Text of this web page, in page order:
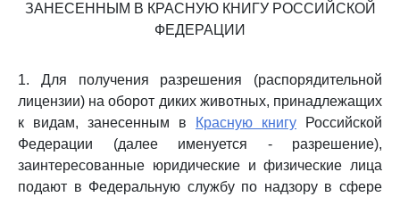
ЗАНЕСЕННЫМ В КРАСНУЮ КНИГУ РОССИЙСКОЙ
ФЕДЕРАЦИИ
1. Для получения разрешения (распорядительной
лицензии) на оборот диких животных, принадлежащих
к видам, занесенным в
Красную книгу Российской
Федерации (далее именуется - разрешение),
заинтересованные юридические и физические лица
подают в Федеральную службу по надзору в сфере